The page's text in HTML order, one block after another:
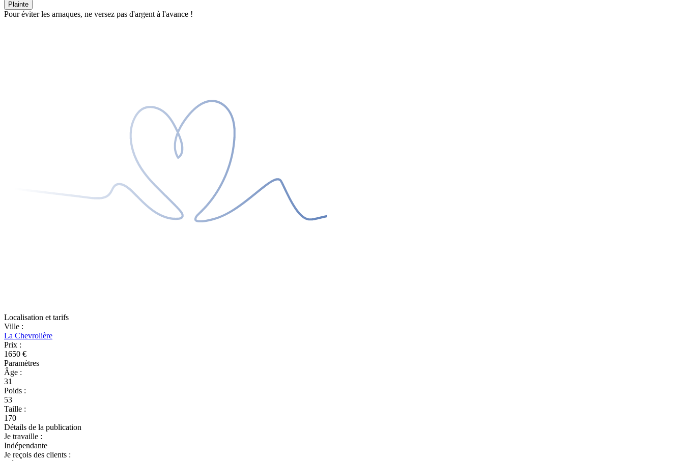
Plainte
Pour éviter les arnaques, ne versez pas d'argent à l'avance !
Localisation et tarifs
Ville :
La Chevrolière
Prix :
1650 €
Paramètres
Âge :
31
Poids :
53
Taille :
170
Détails de la publication
Je travaille :
Indépendante
Je reçois des clients :